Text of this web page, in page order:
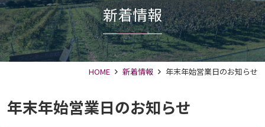
新着情報
HOME 新着情報 年末年始営業日のお知らせ
年末年始営業日のお知らせ